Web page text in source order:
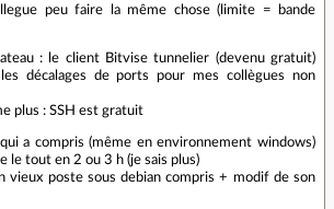
peu faire la même chose (limite = bande
: le client Bitvise tunnelier (devenu gratuit)
décalages de ports pour mes collègues non
plus : SSH est gratuit
a compris (même en environnement windows)
le tout en 2 ou 3 h (je sais plus)
vieux poste sous debian compris + modif de son